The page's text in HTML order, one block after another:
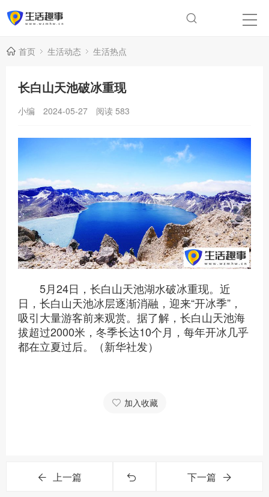
首页 生活动态 生活热点
长白山天池破冰重现
小编 2024-05-27 阅读 583
5月24日，长白山天池湖水破冰重现。近
日，长白山天池冰层逐渐消融，迎来“开冰季”，
吸引大量游客前来观赏。据了解，长白山天池海
拔超过2000米，冬季长达10个月，每年开冰几乎
都在立夏过后。（新华社发）
加入收藏
上一篇 下一篇